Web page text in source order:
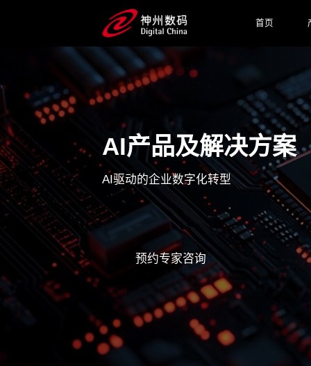
首页
AI产品及解决方案
AI驱动的企业数字化转型
预约专家咨询